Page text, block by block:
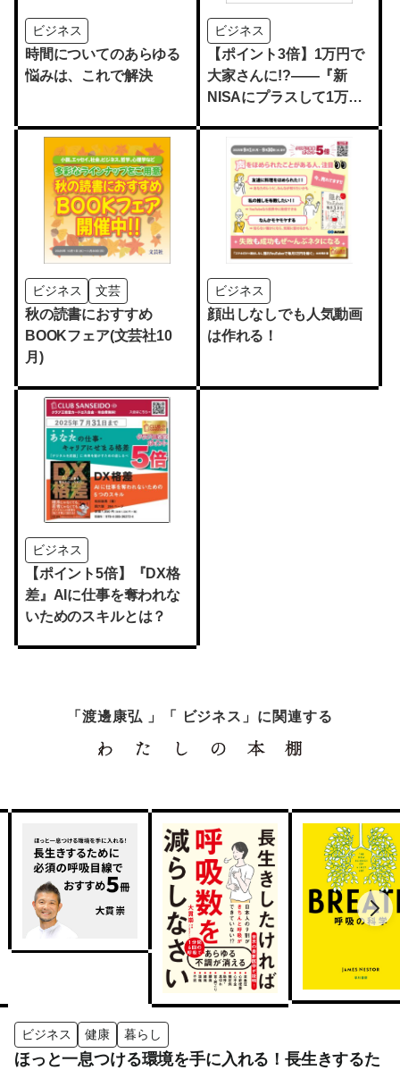
ビジネス
時間についてのあらゆる
悩みは、これで解決
ビジネス
【ポイント3倍】1万円で
大家さんに!?――『新
NISAにプラスして1万円
ビジネス 文芸
秋の読書におすすめ
BOOKフェア(文芸社10
月)
ビジネス
顔出しなしでも人気動画
は作れる！
ビジネス
【ポイント5倍】『DX格
差』AIに仕事を奪われな
いためのスキルとは？
「渡邊康弘 」「 ビジネス」に関連する
ビジネス 健康 暮らし
ほっと一息つける環境を手に入れる！長生きするた